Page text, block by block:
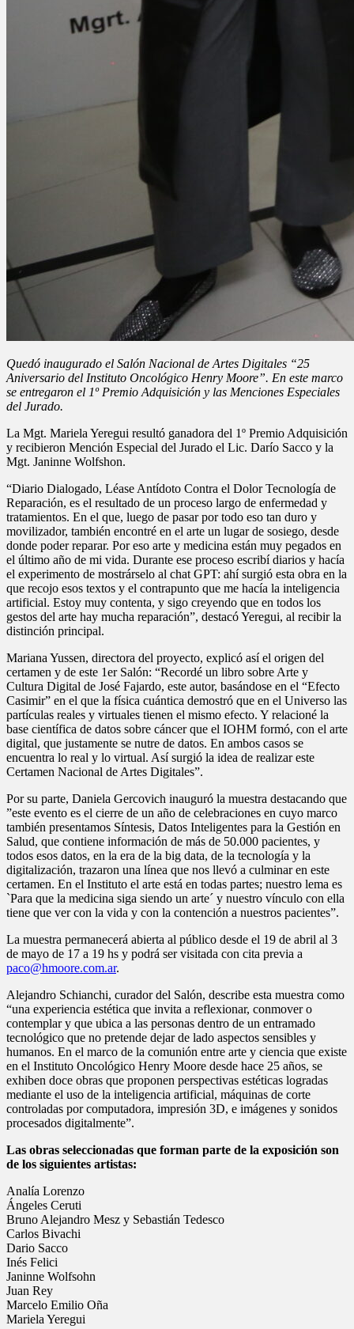
Quedó inaugurado el Salón Nacional de Artes Digitales “25
Aniversario del Instituto Oncológico Henry Moore”. En este marco
se entregaron el 1º Premio Adquisición y las Menciones Especiales
del Jurado.
La Mgt. Mariela Yeregui resultó ganadora del 1º Premio Adquisición
y recibieron Mención Especial del Jurado el Lic. Darío Sacco y la
Mgt. Janinne Wolfshon.
“Diario Dialogado, Léase Antídoto Contra el Dolor Tecnología de
Reparación, es el resultado de un proceso largo de enfermedad y
tratamientos. En el que, luego de pasar por todo eso tan duro y
movilizador, también encontré en el arte un lugar de sosiego, desde
donde poder reparar. Por eso arte y medicina están muy pegados en
el último año de mi vida. Durante ese proceso escribí diarios y hacía
el experimento de mostrárselo al chat GPT: ahí surgió esta obra en la
que recojo esos textos y el contrapunto que me hacía la inteligencia
artificial. Estoy muy contenta, y sigo creyendo que en todos los
gestos del arte hay mucha reparación”, destacó Yeregui, al recibir la
distinción principal.
Mariana Yussen, directora del proyecto, explicó así el origen del
certamen y de este 1er Salón: “Recordé un libro sobre Arte y
Cultura Digital de José Fajardo, este autor, basándose en el “Efecto
Casimir” en el que la física cuántica demostró que en el Universo las
partículas reales y virtuales tienen el mismo efecto. Y relacioné la
base científica de datos sobre cáncer que el IOHM formó, con el arte
digital, que justamente se nutre de datos. En ambos casos se
encuentra lo real y lo virtual. Así surgió la idea de realizar este
Certamen Nacional de Artes Digitales”.
Por su parte, Daniela Gercovich inauguró la muestra destacando que
”este evento es el cierre de un año de celebraciones en cuyo marco
también presentamos Síntesis, Datos Inteligentes para la Gestión en
Salud, que contiene información de más de 50.000 pacientes, y
todos esos datos, en la era de la big data, de la tecnología y la
digitalización, trazaron una línea que nos llevó a culminar en este
certamen. En el Instituto el arte está en todas partes; nuestro lema es
`Para que la medicina siga siendo un arte´ y nuestro vínculo con ella
tiene que ver con la vida y con la contención a nuestros pacientes”.
La muestra permanecerá abierta al público desde el 19 de abril al 3
de mayo de 17 a 19 hs y podrá ser visitada con cita previa a
paco@hmoore.com.ar.
Alejandro Schianchi, curador del Salón, describe esta muestra como
“una experiencia estética que invita a reflexionar, conmover o
contemplar y que ubica a las personas dentro de un entramado
tecnológico que no pretende dejar de lado aspectos sensibles y
humanos. En el marco de la comunión entre arte y ciencia que existe
en el Instituto Oncológico Henry Moore desde hace 25 años, se
exhiben doce obras que proponen perspectivas estéticas logradas
mediante el uso de la inteligencia artificial, máquinas de corte
controladas por computadora, impresión 3D, e imágenes y sonidos
procesados digitalmente”.
Las obras seleccionadas que forman parte de la exposición son
de los siguientes artistas:
Analía Lorenzo
Ángeles Ceruti
Bruno Alejandro Mesz y Sebastián Tedesco
Carlos Bivachi
Dario Sacco
Inés Felici
Janinne Wolfsohn
Juan Rey
Marcelo Emilio Oña
Mariela Yeregui